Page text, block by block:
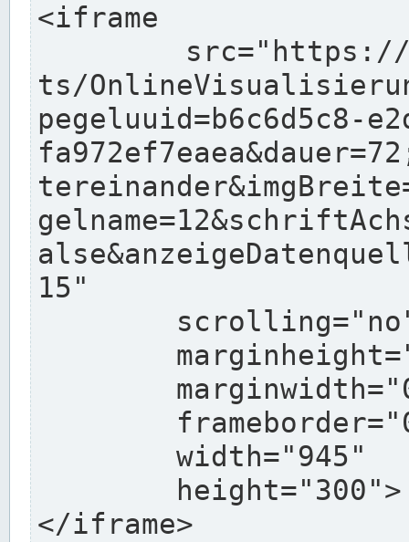
<iframe
ts/
pegeluuid=b6c6d5c8-
15"
</iframe>